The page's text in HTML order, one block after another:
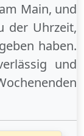
Main, und
der Uhrzeit,
haben.
und